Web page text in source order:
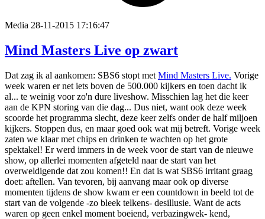
Media 28-11-2015 17:16:47
Mind Masters Live op zwart
Dat zag ik al aankomen: SBS6 stopt met Mind Masters Live. Vorige
week waren er net iets boven de 500.000 kijkers en toen dacht ik
al... te weinig voor zo'n dure liveshow. Misschien lag het die keer
aan de KPN storing van die dag... Dus niet, want ook deze week
scoorde het programma slecht, deze keer zelfs onder de half miljoen
kijkers. Stoppen dus, en maar goed ook wat mij betreft. Vorige week
zaten we klaar met chips en drinken te wachten op het grote
spektakel! Er werd immers in de week voor de start van de nieuwe
show, op allerlei momenten afgeteld naar de start van het
overweldigende dat zou komen!! En dat is wat SBS6 irritant graag
doet: aftellen. Van tevoren, bij aanvang maar ook op diverse
momenten tijdens de show kwam er een countdown in beeld tot de
start van de volgende -zo bleek telkens- desillusie. Want de acts
waren op geen enkel moment boeiend, verbazingwek- kend,